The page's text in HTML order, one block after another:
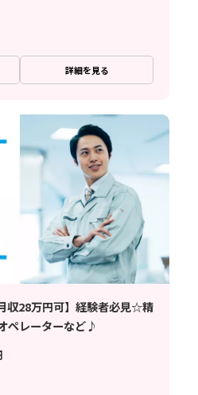
詳細を見る
収28万円可】経験者必見☆精
ペレーターなど♪